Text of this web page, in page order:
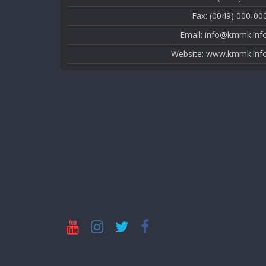
Fax: (0049) 000-
Email:
Website: